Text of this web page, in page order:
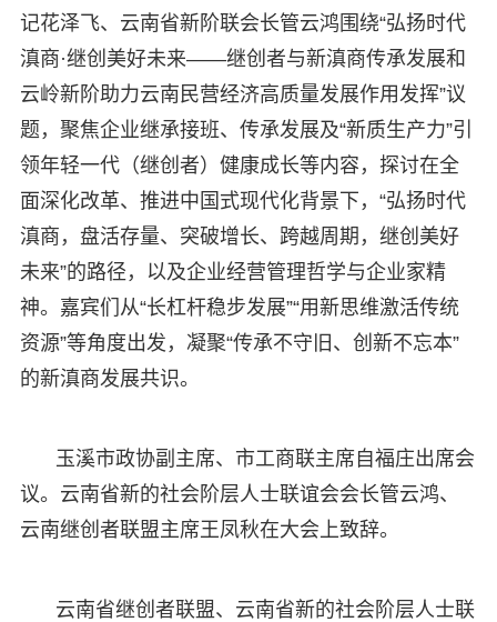
记花泽飞、云南省新阶联会长管云鸿围绕“弘扬时代
滇商·继创美好未来——继创者与新滇商传承发展和
云岭新阶助力云南民营经济高质量发展作用发挥”议
题，聚焦企业继承接班、传承发展及“新质生产力”引
领年轻一代（继创者）健康成长等内容，探讨在全
面深化改革、推进中国式现代化背景下，“弘扬时代
滇商，盘活存量、突破增长、跨越周期，继创美好
未来”的路径，以及企业经营管理哲学与企业家精
神。嘉宾们从“长杠杆稳步发展”“用新思维激活传统
资源”等角度出发，凝聚“传承不守旧、创新不忘本”
的新滇商发展共识。
玉溪市政协副主席、市工商联主席自福庄出席会
议。云南省新的社会阶层人士联谊会会长管云鸿、
云南继创者联盟主席王凤秋在大会上致辞。
云南省继创者联盟、云南省新的社会阶层人士联